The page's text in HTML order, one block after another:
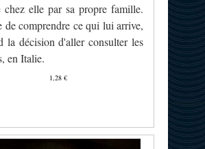
chez elle par sa propre famille.
de comprendre ce qui lui arrive,
la décision d'aller consulter les
en Italie.
1,28 €